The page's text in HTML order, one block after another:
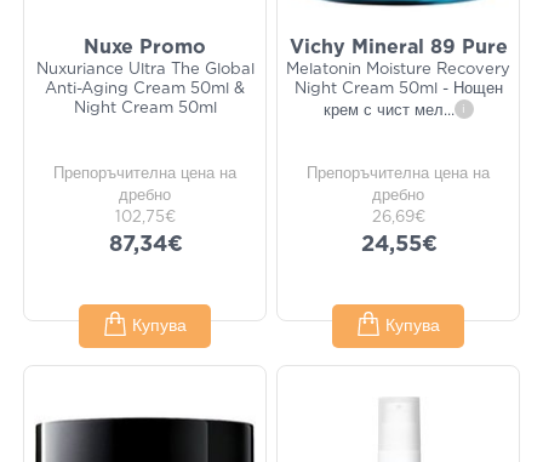
Nuxe Promo
Nuxuriance Ultra The Global
Anti-Aging Cream 50ml &
Night Cream 50ml
Препоръчителна цена на
дребно
102,75€
87,34€
Купува
Vichy Mineral 89 Pure
Melatonin Moisture Recovery
Night Cream 50ml - Нощен
крем с чист мел... i
Препоръчителна цена на
дребно
26,69€
24,55€
Купува